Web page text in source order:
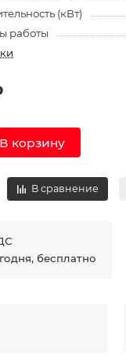
(кВт)
работы
В корзину
В сравнение
бесплатно